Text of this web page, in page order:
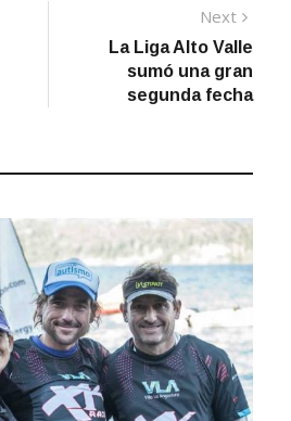
Next
La Liga Alto Valle
sumó una gran
segunda fecha